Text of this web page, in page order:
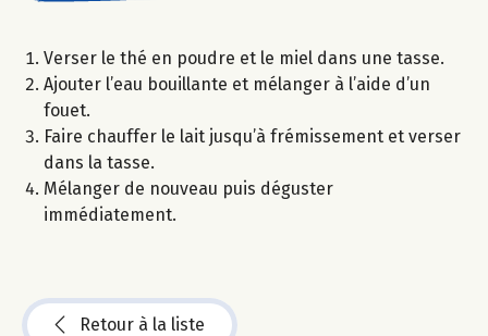
Verser le thé en poudre et le miel dans une tasse.
Ajouter l’eau bouillante et mélanger à l’aide d’un
fouet.
Faire chauffer le lait jusqu’à frémissement et verser
dans la tasse.
Mélanger de nouveau puis déguster
immédiatement.
Retour à la liste